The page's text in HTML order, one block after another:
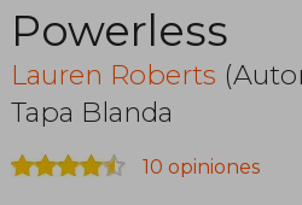
Powerless
Lauren Roberts
Tapa Blanda
10 opiniones